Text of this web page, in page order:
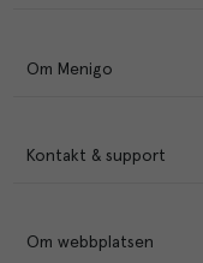
Om Menigo
Kontakt & support
Om webbplatsen